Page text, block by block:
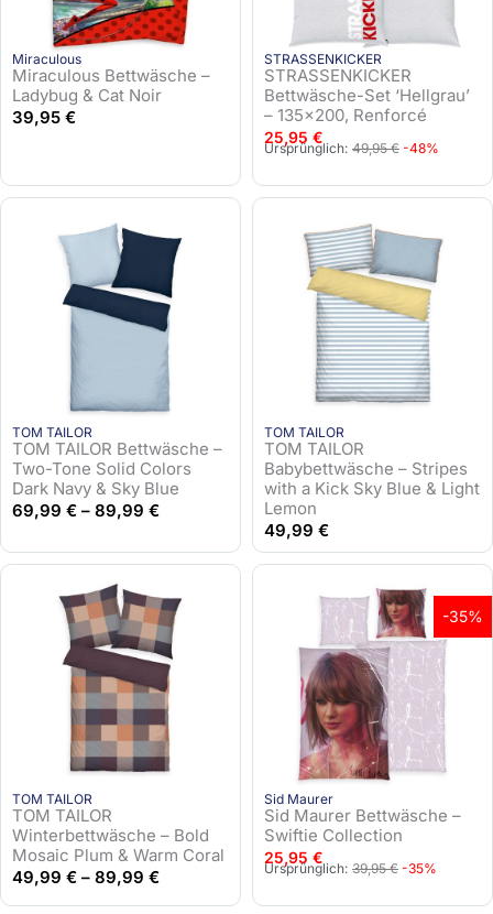
Miraculous
Miraculous Bettwäsche –
Ladybug & Cat Noir
39,95 €
STRASSENKICKER
STRASSENKICKER
Bettwäsche-Set ‘Hellgrau’
– 135×200, Renforcé
25,95 €
Ursprünglich: 49,95€ U
s
ü
n
g
l
i
c
P
w
a
:
4
9
9
A
t
l
l
e
r
P
r
i
5
,
5
€
-48%
TOM TAILOR
TOM TAILOR Bettwäsche –
Two-Tone Solid Colors
Dark Navy & Sky Blue
69,99 € – 89,99 €
TOM TAILOR
TOM TAILOR
Babybettwäsche – Stripes
with a Kick Sky Blue & Light
Lemon
49,99 €
TOM TAILOR
TOM TAILOR
Winterbettwäsche – Bold
Mosaic Plum & Warm Coral
49,99 € – 89,99 €
Sid Maurer
Sid Maurer Bettwäsche –
Swiftie Collection
25,95 €
Ursprünglich: 39,95€ U
A
-35%
-35%